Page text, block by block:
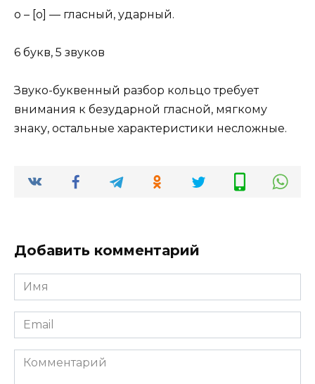
о – [о] — гласный, ударный.
6 букв, 5 звуков
Звуко-буквенный разбор кольцо требует
внимания к безударной гласной, мягкому
знаку, остальные характеристики несложные.
Добавить комментарий
Имя
*
Email
*
Комментарий